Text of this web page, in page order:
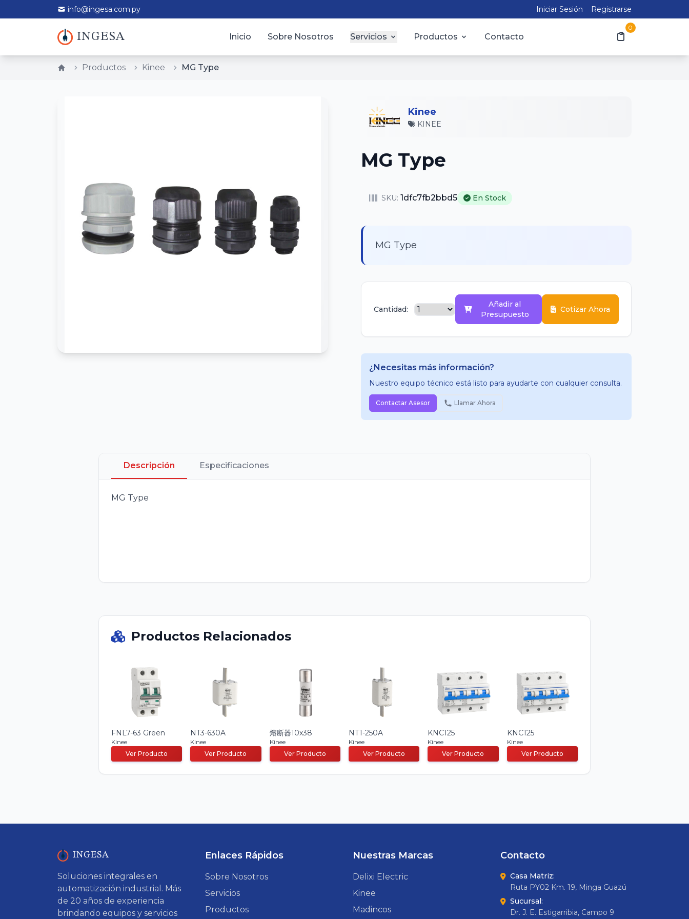
info@ingesa.com.py Iniciar Sesión Registrarse
INGESA Inicio Sobre Nosotros Servicios Productos Contacto
0
Productos Kinee MG Type
Kinee
KINEE
MG Type
SKU: 1dfc7fb2bbd5 En Stock
MG Type
Cantidad:
Añadir al
Presupuesto
Cotizar Ahora
¿Necesitas más información?
Nuestro equipo técnico está listo para ayudarte con cualquier consulta.
Contactar Asesor Llamar Ahora
Descripción Especificaciones
MG Type
Productos Relacionados
FNL7-63 Green
Kinee
Ver Producto
NT3-630A
Kinee
Ver Producto
熔断器10x38
Kinee
Ver Producto
NT1-250A
Kinee
Ver Producto
KNC125
Kinee
Ver Producto
KNC125
Kinee
Ver Producto
INGESA
Soluciones integrales en
automatización industrial. Más
de 20 años de experiencia
brindando equipos y servicios
Enlaces Rápidos
Sobre Nosotros
Servicios
Productos
Nuestras Marcas
Delixi Electric
Kinee
Madincos
Contacto
Casa Matriz:
Ruta PY02 Km. 19, Minga Guazú
Sucursal:
Dr. J. E. Estigarribia, Campo 9